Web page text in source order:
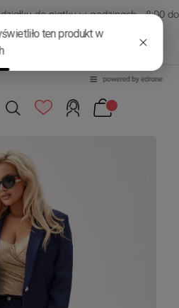
do piątku w godzinach - 8:00 do
15:00
sklep@modasizeplus.pl